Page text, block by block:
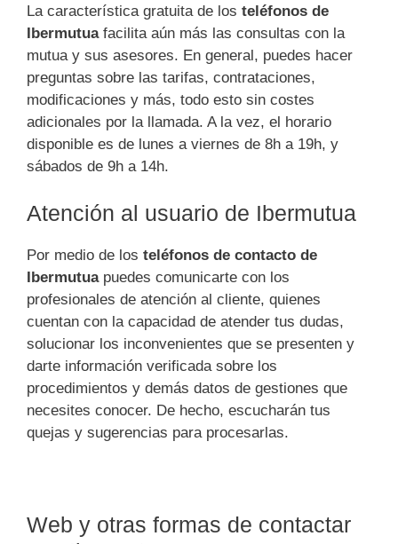
La característica gratuita de los teléfonos de
Ibermutua facilita aún más las consultas con la
mutua y sus asesores. En general, puedes hacer
preguntas sobre las tarifas, contrataciones,
modificaciones y más, todo esto sin costes
adicionales por la llamada. A la vez, el horario
disponible es de lunes a viernes de 8h a 19h, y
sábados de 9h a 14h.
Atención al usuario de Ibermutua
Por medio de los teléfonos de contacto de
Ibermutuapuedes comunicarte con los
profesionales de atención al cliente, quienes
cuentan con la capacidad de atender tus dudas,
solucionar los inconvenientes que se presenten y
darte información verificada sobre los
procedimientos y demás datos de gestiones que
necesites conocer. De hecho, escucharán tus
quejas y sugerencias para procesarlas.
Web y otras formas de contactar